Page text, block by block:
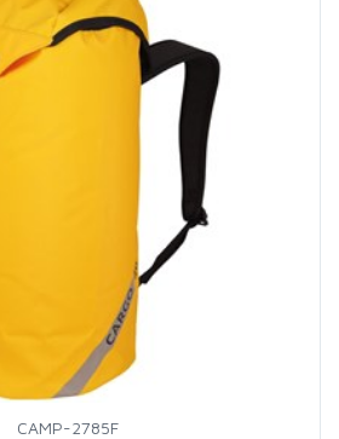
CAMP-2785F